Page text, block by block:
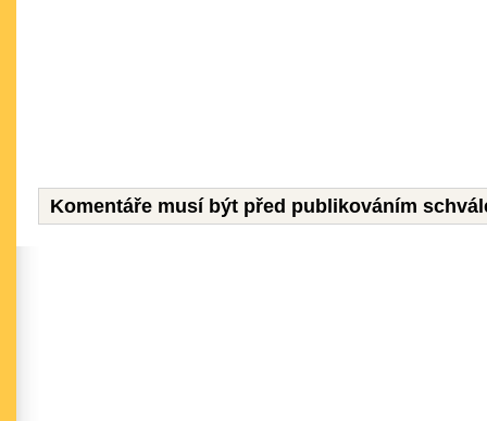
Komentáře musí být před publikováním